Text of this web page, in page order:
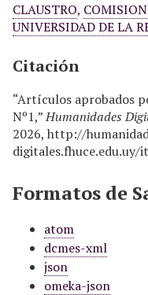
CLAUSTRO,
UNIVERSIDAD DE LA
Citación
“Artículos aprobados
Nº1,”Humanidades
2026, http://
digitales.fhuce.edu.uy/
Formatos de
atom
dcmes-xml
json
omeka-json